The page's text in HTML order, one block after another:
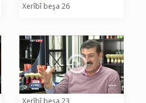
Xerîbî beşa 26
Xerîbî beşa 23